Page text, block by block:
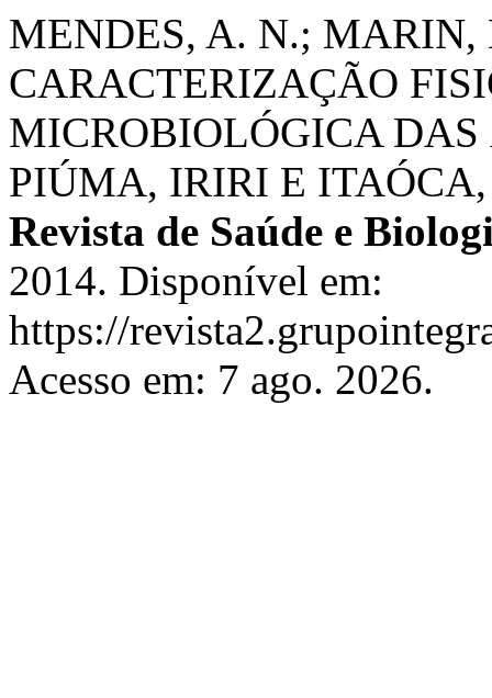
MENDES, A. N.; MARIN,
CARACTERIZAÇÃO
MICROBIOLÓGICA
PIÚMA, IRIRI E
Revista de Saúde e
2014. Disponível em:
https://
Acesso em: 7 ago. 2026.